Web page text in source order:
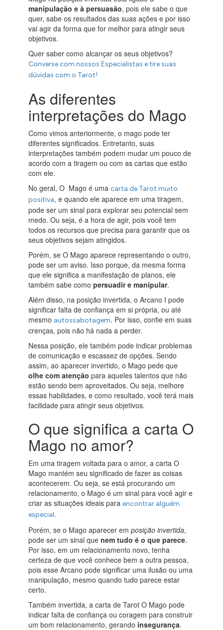
manipulação e à persuasão, pois ele sabe o que
quer, sabe os resultados das suas ações e por isso
vai agir da forma que for melhor para atingir seus
objetivos.
Quer saber como alcançar os seus objetivos?
Converse com nossos Especialistas e tire suas
dúvidas com o Tarot!
As diferentes
interpretações do Mago
Como vimos anteriormente, o mago pode ter
diferentes significados. Entretanto, suas
interpretações também podem mudar um pouco de
acordo com a tiragem ou com as cartas que estão
com ele.
No geral, O Mago é umacarta de Tarot muito
positiva, e quando ele aparece em uma tiragem,
pode ser um sinal para explorar seu potencial sem
medo. Ou seja, é a hora de agir, pois você tem
todos os recursos que precisa para garantir que os
seus objetivos sejam atingidos.
Porém, se O Mago aparece representando o outro,
pode ser um aviso. Isso porque, da mesma forma
que ele significa a manifestação de planos, ele
também sabe comopersuadir e manipular.
Além disso, na posição invertida, o Arcano I pode
significar falta de confiança em si própria, ou até
mesmo autossabotagem. Por isso, confie em suas
crenças, pois não há nada a perder.
Nessa posição, ele também pode indicar problemas
de comunicação e escassez de opções. Sendo
assim, ao aparecer invertido, o Mago pede que
olhe com atenção para aqueles talentos que não
estão sendo bem aproveitados. Ou seja, melhore
essas habilidades, e como resultado, você terá mais
facilidade para atingir seus objetivos.
O que significa a carta O
Mago no amor?
Em uma tiragem voltada para o amor, a carta O
Mago mantém seu significado de fazer as coisas
acontecerem. Ou seja, se está procurando um
relacionamento, o Mago é um sinal para você agir e
criar as situações ideais paraencontrar alguém
especial.
Porém, se o Mago aparecer emposição invertida,
pode ser um sinal quenem tudo é o que parece.
Por isso, em um relacionamento novo, tenha
certeza de que você conhece bem a outra pessoa,
pois esse Arcano pode significar uma ilusão ou uma
manipulação, mesmo quando tudo parece estar
certo.
Também invertida, a carta de Tarot O Mago pode
indicar falta de confiança ou coragem para construir
um bom relacionamento, gerando insegurança.